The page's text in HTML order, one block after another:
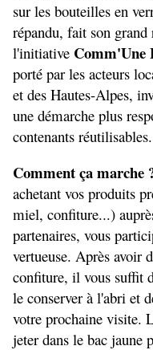
sur les bouteilles en
répandu, fait son grand
l'initiative Comm'Une
porté par les acteurs
et des Hautes-Alpes,
une démarche plus
contenants réutilisables.
Comment ça marche
achetant vos produits
miel, confiture...)
partenaires, vous
vertueuse. Après avoir
confiture, il vous suffit
le conserver à l'abri et
votre prochaine visite.
jeter dans le bac jaune